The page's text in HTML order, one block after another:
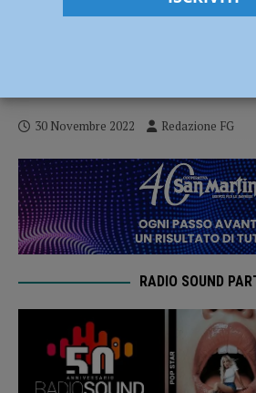
Prosegue l’emergenza
30 Novembre 2022 Redazione FG
RADIO SOUND